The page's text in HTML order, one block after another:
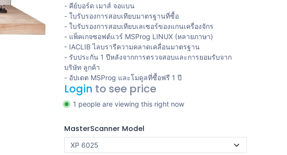
- คีย์บอร์ด เมาส์ จอแบน
- ใบรับรองการสอบเทียบมาตรฐานที่ซื้อ
- ใบรับรองการสอบเทียบเลเซอร์ของแกนเครื่องจักร
- แพ็คเกจซอฟต์แวร์ MSProg LINUX (หลายภาษา)
- IACLIB ไลบรารีความคลาดเคลื่อนมาตรฐาน
- รับประกัน 1 ปีหลังจากการตรวจสอบและการยอมรับจาก
บริษัท ลูกค้า
- อัปเดต MSProg และโมดูลที่ซื้อฟรี 1 ปี
Login to see price
1 people are viewing this right now
MasterScanner Model